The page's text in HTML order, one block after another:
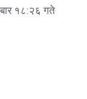
१८:२६ गते